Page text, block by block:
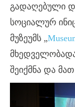
გადაღებული
სოციალურ
მუზეუმს „
შეიქმნა და